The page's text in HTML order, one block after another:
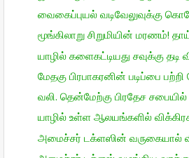
வைகைப்புயல் வடிவேலுவுக்கு
மூங்கிலாறு சிறுமியின் மரணம்!
யாழில் களைகட்டியது சவுக்கு தடி
மேதகு பிரபாகரனின் படிப்பை
வலி. தென்மேற்கு பிரதேச
யாழில் உள்ள ஆலயங்களில்
அமைச்சர் டக்ளஸின் வருகையால்